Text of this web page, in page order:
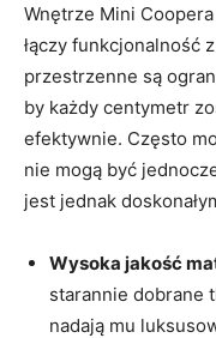
Wnętrze Mini
łączy funkcjonalność
przestrzenne są
by każdy centymetr
efektywnie. Często
nie mogą być
jest jednak
Wysoka jakość
starannie dobrane
nadają mu